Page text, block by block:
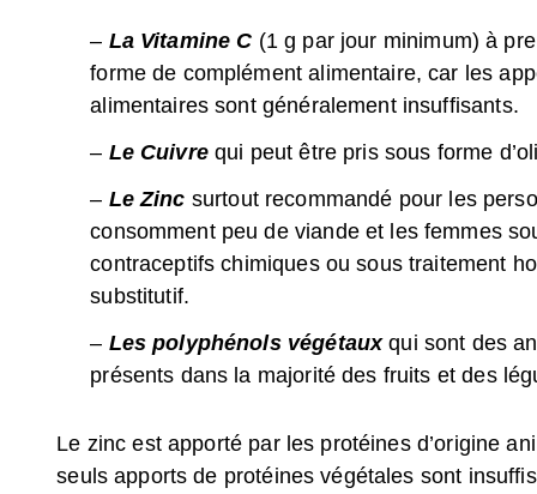
– La Vitamine C (1 g par jour minimum) à
forme de complément alimentaire, car les
alimentaires sont généralement insuffisants.
– Le Cuivrequi peut être pris sous forme
– Le Zinc surtout recommandé pour les
consomment peu de viande et les femmes
contraceptifs chimiques ou sous traitement
substitutif.
– Les polyphénols végétauxqui sont des
présents dans la majorité des fruits et des
Le zinc est apporté par les protéines d’origine
seuls apports de protéines végétales sont